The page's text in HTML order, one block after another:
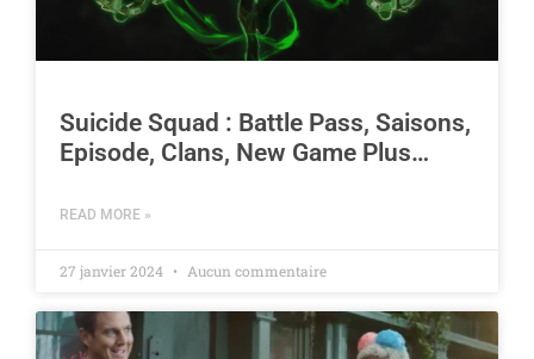
Suicide Squad : Battle Pass, Saisons,
Episode, Clans, New Game Plus…
READ MORE »
27 janvier 2024 Aucun commentaire